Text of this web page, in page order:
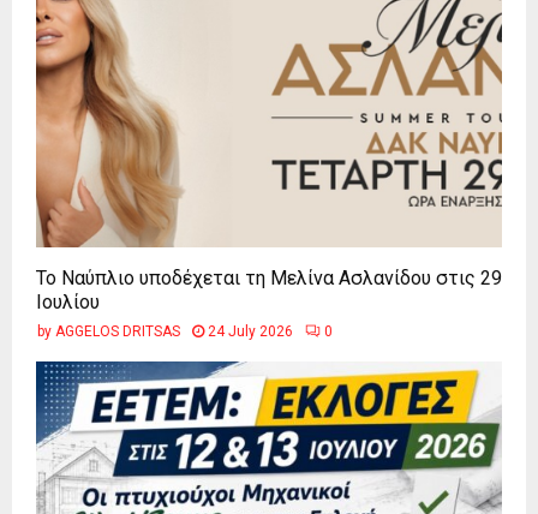
Το Ναύπλιο υποδέχεται τη Μελίνα Ασλανίδου στις 29
Ιουλίου
by AGGELOS DRITSAS 24 July 2026 0